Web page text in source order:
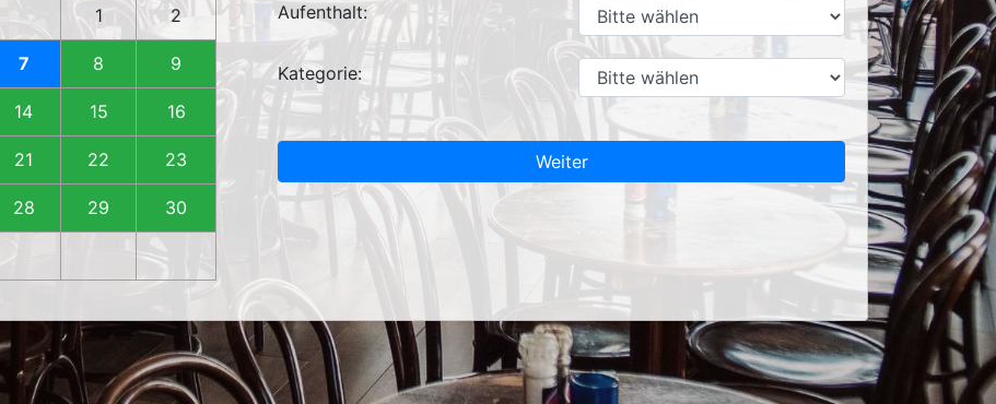
1 2
7 8 9
14 15 16
21 22 23
28 29 30
Aufenthalt:
Kategorie:
Weiter